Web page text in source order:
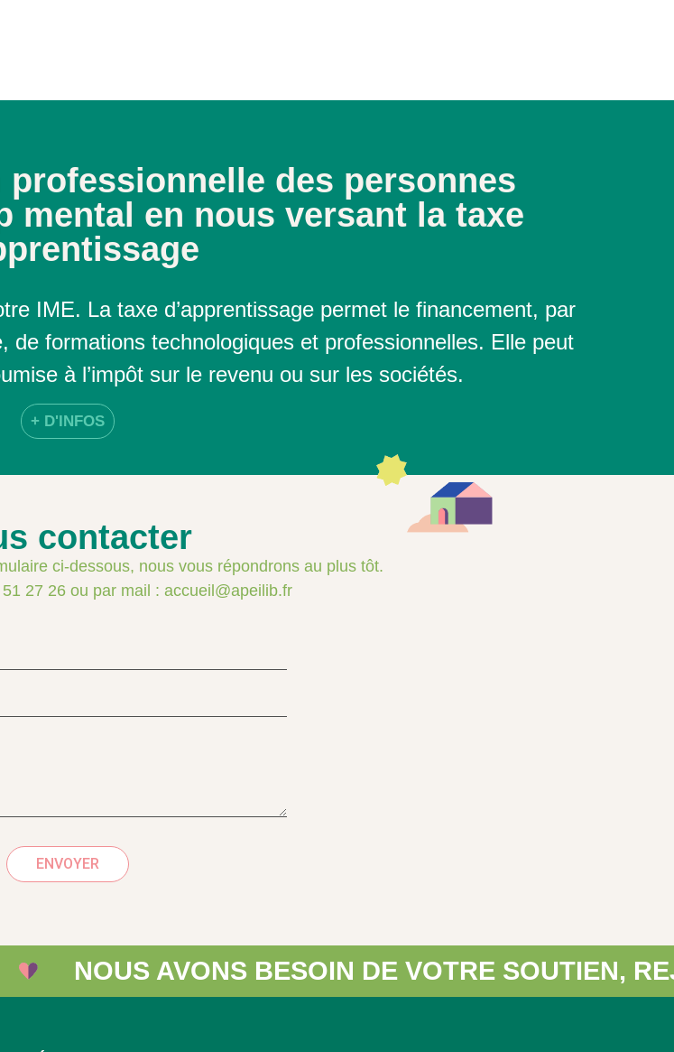
des personnes
mental en nous versant la taxe
IME. La taxe d’apprentissage permet le financement, par
de formations technologiques et professionnelles. Elle peut
à l’impôt sur le revenu ou sur les sociétés.
+ D'INFOS
contacter
ci-dessous, nous vous répondrons au plus tôt.
27 26 ou par mail : accueil@apeilib.fr
ENVOYER
AVONS BESOIN DE VOTRE SOUTIEN,